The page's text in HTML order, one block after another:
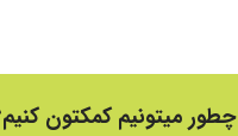
چطور میتونیم کمکتون